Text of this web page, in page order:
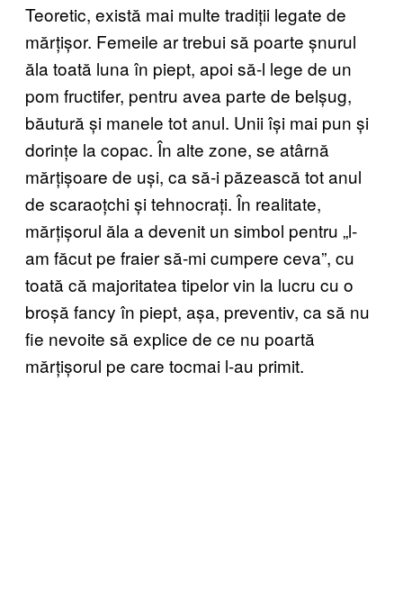
Teoretic, există mai multe tradiții legate de
mărțișor. Femeile ar trebui să poarte șnurul
ăla toată luna în piept, apoi să-l lege de un
pom fructifer, pentru avea parte de belșug,
băutură și manele tot anul. Unii își mai pun și
dorințe la copac. În alte zone, se atârnă
mărțișoare de uși, ca să-i păzească tot anul
de scaraoțchi și tehnocrați. În realitate,
mărțișorul ăla a devenit un simbol pentru „l-
am făcut pe fraier să-mi cumpere ceva”, cu
toată că majoritatea tipelor vin la lucru cu o
broșă fancy în piept, așa, preventiv, ca să nu
fie nevoite să explice de ce nu poartă
mărțișorul pe care tocmai l-au primit.